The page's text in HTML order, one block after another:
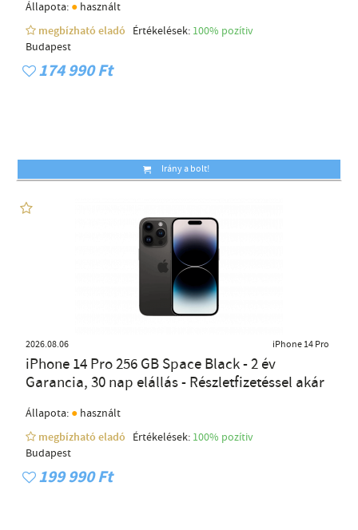
Állapota: ● használt
megbízható eladó
Értékelések: 100% pozítiv
Budapest
174 990 Ft
Irány a bolt!
2026.08.06 iPhone 14 Pro
iPhone 14 Pro 256 GB Space Black - 2 év
Garancia, 30 nap elállás - Részletfizetéssel akár
Állapota: ● használt
megbízható eladó
Értékelések: 100% pozítiv
Budapest
199 990 Ft